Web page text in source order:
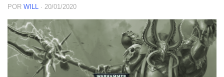
POR WILL · 20/01/2020